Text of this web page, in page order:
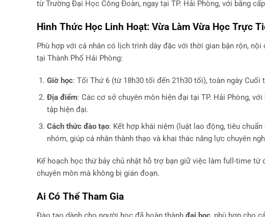
từ Trường Đại Học Công Đoàn, ngay tại TP. Hải Phòng, với bằng
Hình Thức Học Linh Hoạt: Vừa Làm Vừa Học Trực
Phù hợp với cá nhân có lịch trình dày đặc với thời gian bận rộn,
tại Thành Phố Hải Phòng:
Giờ học: Tối Thứ 6 (từ 18h30 tối đến 21h30 tối), toàn ngày Cuối
Địa điểm: Các cơ sở chuyên môn hiện đại tại TP. Hải Phòng,
tập hiện đại.
Cách thức đào tạo: Kết hợp khái niệm (luật lao động, tiêu
nhóm, giúp cá nhân thành thạo và khai thác năng lực chuyên
Kế hoạch học thứ bảy chủ nhật hỗ trợ bạn giữ việc làm full-time
chuyên môn mà không bị gián đoạn.
Ai Có Thể Tham Gia